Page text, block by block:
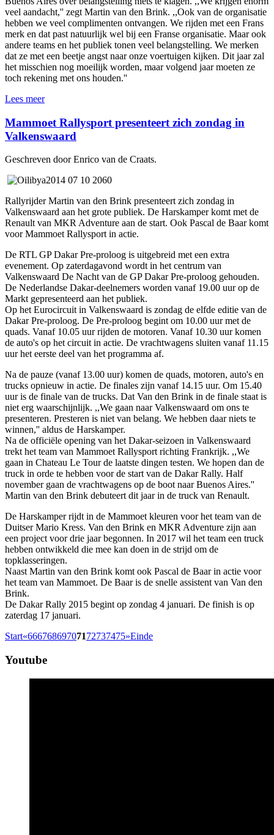
veel aandacht,'' zegt Martin van den Brink. ,,Ook van de organisatie
hebben we veel complimenten ontvangen. We rijden met een Frans
merk en dat past natuurlijk wel bij een Franse organisatie. Maar ook
andere teams en het publiek tonen veel belangstelling. We merken
dat ze met een beetje angst naar onze voertuigen kijken. Dit jaar zal
het misschien nog moeilijk worden, maar volgend jaar moeten ze
toch rekening met ons houden.''
Lees meer
Mammoet Rallysport presenteert zich zondag in
Valkenswaard
Geschreven door Enrico van de Craats.
Rallyrijder Martin van den Brink presenteert zich zondag in
Valkenswaard aan het grote publiek. De Harskamper komt met de
Renault van MKR Adventure aan de start. Ook Pascal de Baar komt
voor Mammoet Rallysport in actie.
De RTL GP Dakar Pre-proloog is uitgebreid met een extra
evenement. Op zaterdagavond wordt in het centrum van
Valkenswaard De Nacht van de GP Dakar Pre-proloog gehouden.
De Nederlandse Dakar-deelnemers worden vanaf 19.00 uur op de
Markt gepresenteerd aan het publiek.
Op het Eurocircuit in Valkenswaard is zondag de elfde editie van de
Dakar Pre-proloog. De Pre-proloog begint om 10.00 uur met de
quads. Vanaf 10.05 uur rijden de motoren. Vanaf 10.30 uur komen
de auto's op het circuit in actie. De vrachtwagens sluiten vanaf 11.15
uur het eerste deel van het programma af.
Na de pauze (vanaf 13.00 uur) komen de quads, motoren, auto's en
trucks opnieuw in actie. De finales zijn vanaf 14.15 uur. Om 15.40
uur is de finale van de trucks. Dat Van den Brink in de finale staat is
niet erg waarschijnlijk. ,,We gaan naar Valkenswaard om ons te
presenteren. Presteren is niet van belang. We hebben daar niets te
winnen,'' aldus de Harskamper.
Na de officiële opening van het Dakar-seizoen in Valkenswaard
trekt het team van Mammoet Rallysport richting Frankrijk. ,,We
gaan in Chateau Le Tour de laatste dingen testen. We hopen dan de
truck in orde te hebben voor de start van de Dakar Rally. Half
november gaan de vrachtwagens op de boot naar Buenos Aires.''
Martin van den Brink debuteert dit jaar in de truck van Renault.
De Harskamper rijdt in de Mammoet kleuren voor het team van de
Duitser Mario Kress. Van den Brink en MKR Adventure zijn aan
een project voor drie jaar begonnen. In 2017 wil het team een truck
hebben ontwikkeld die mee kan doen in de strijd om de
topklasseringen.
Naast Martin van den Brink komt ook Pascal de Baar in actie voor
het team van Mammoet. De Baar is de snelle assistent van Van den
Brink.
De Dakar Rally 2015 begint op zondag 4 januari. De finish is op
zaterdag 17 januari.
Start«66676869707172737475»Einde
Youtube